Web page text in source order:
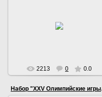
Росси в Отечественной войне
2213 0 0.0